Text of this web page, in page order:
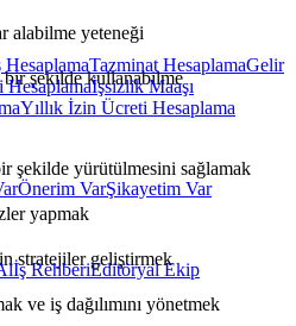
alabilme yeteneği
bir şekilde kullanabilme
şekilde yürütülmesini sağlamak
yapmak
stratejiler geliştirmek
ve iş dağılımını yönetmek
HesaplamaTazminat HesaplamaGelir
Hesaplamaİşsizlik Maaşı
Yıllık İzin Ücreti Hesaplama
Önerim VarŞikayetim Var
İş RehberiEditöryal Ekip